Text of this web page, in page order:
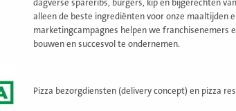
dagverse spareribs, burgers, kip en bijgerechten
alleen de beste ingrediënten voor onze maaltijden
marketingcampagnes helpen we franchisenemers
bouwen en succesvol te ondernemen.
Pizza bezorgdiensten (delivery concept) en pizza